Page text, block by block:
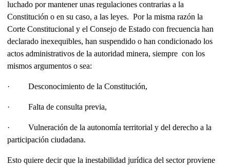
luchado por mantener unas regulaciones contrarias a la
Constitución o en su caso, a las leyes. Por la misma razón la
Corte Constitucional y el Consejo de Estado con frecuencia han
declarado inexequibles, han suspendido o han condicionado los
actos administrativos de la autoridad minera, siempre con los
mismos argumentos o sea:
· Desconocimiento de la Constitución,
· Falta de consulta previa,
· Vulneración de la autonomía territorial y del derecho a la
participación ciudadana.
Esto quiere decir que la inestabilidad jurídica del sector proviene